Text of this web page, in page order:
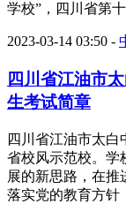
学校”，四川省第
2023-03-14 03:50 -
四川省江油市
生考试简章
四川省江油市太白
省校风示范校。学
展的新思路，在推
落实党的教育方针